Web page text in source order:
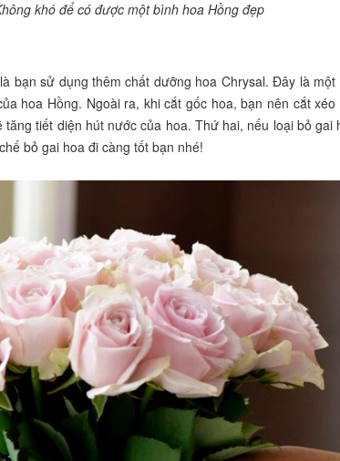
khó để có được một bình hoa Hồng đẹp
bạn sử dụng thêm chất dưỡng hoa Chrysal. Đây là
hoa Hồng. Ngoài ra, khi cắt gốc hoa, bạn nên cắt
tiết diện hút nước của hoa. Thứ hai, nếu loại bỏ
bỏ gai hoa đi càng tốt bạn nhé!